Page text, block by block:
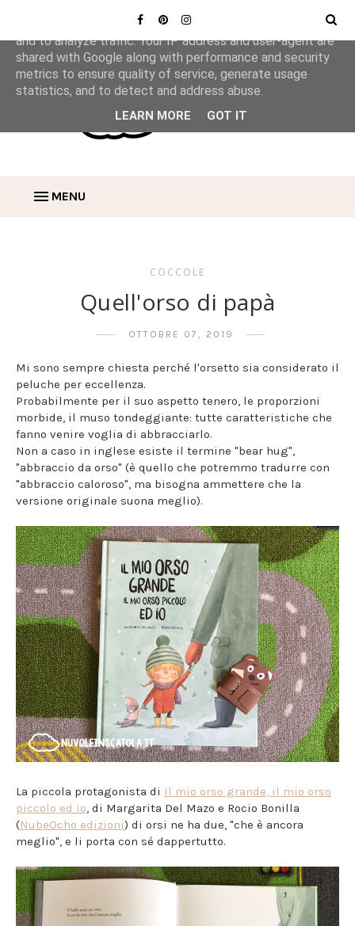
MENU
COCCOLE
Quell'orso di papà
OTTOBRE 07, 2019
Mi sono sempre chiesta perché l'orsetto sia considerato il
peluche per eccellenza.
Probabilmente per il suo aspetto tenero, le proporzioni
morbide, il muso tondeggiante: tutte caratteristiche che
fanno venire voglia di abbracciarlo.
Non a caso in inglese esiste il termine "bear hug",
"abbraccio da orso" (è quello che potremmo tradurre con
"abbraccio caloroso", ma bisogna ammettere che la
versione originale suona meglio).
La piccola protagonista di Il mio orso grande, il mio orso
piccolo ed io , di Margarita Del Mazo e Rocio Bonilla
(NubeOcho edizioni) di orsi ne ha due, "che è ancora
meglio", e li porta con sé dappertutto.
This site uses cookies from Google to deliver its services
and to analyze traffic. Your IP address and user-agent are
shared with Google along with performance and security
metrics to ensure quality of service, generate usage
statistics, and to detect and address abuse.
LEARN MORE GOT IT